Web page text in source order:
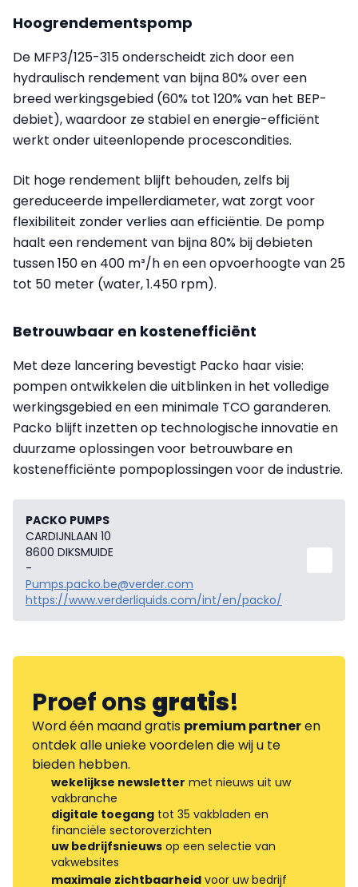
Hoogrendementspomp
De MFP3/125-315 onderscheidt zich door een
hydraulisch rendement van bijna 80% over een
breed werkingsgebied (60% tot 120% van het BEP-
debiet), waardoor ze stabiel en energie-efficiënt
werkt onder uiteenlopende procescondities.
Dit hoge rendement blijft behouden, zelfs bij
gereduceerde impellerdiameter, wat zorgt voor
flexibiliteit zonder verlies aan efficiëntie. De pomp
haalt een rendement van bijna 80% bij debieten
tussen 150 en 400 m³/h en een opvoerhoogte van 25
tot 50 meter (water, 1.450 rpm).
Betrouwbaar en kostenefficiënt
Met deze lancering bevestigt Packo haar visie:
pompen ontwikkelen die uitblinken in het volledige
werkingsgebied en een minimale TCO garanderen.
Packo blijft inzetten op technologische innovatie en
duurzame oplossingen voor betrouwbare en
kostenefficiënte pompoplossingen voor de industrie.
PACKO PUMPS
CARDIJNLAAN 10
8600 DIKSMUIDE
-
Pumps.packo.be@verder.com
https://www.verderliquids.com/int/en/packo/
Proef onsgratis!
Word één maand gratis premium partneren
ontdek alle unieke voordelen die wij u te
bieden hebben.
wekelijkse newsletter met nieuws uit uw
vakbranche
digitale toegang tot 35 vakbladen en
financiële sectoroverzichten
uw bedrijfsnieuws op een selectie van
vakwebsites
maximale zichtbaarheid voor uw bedrijf